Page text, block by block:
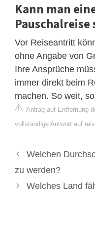
Kann man
Vor Reiseantritt
ohne Angabe von
Ihre Ansprüche
immer direkt beim
machen. So weit,
Antrag auf Entfernung
vollständige Antwort auf
Welchen
zu werden?
Welches Land